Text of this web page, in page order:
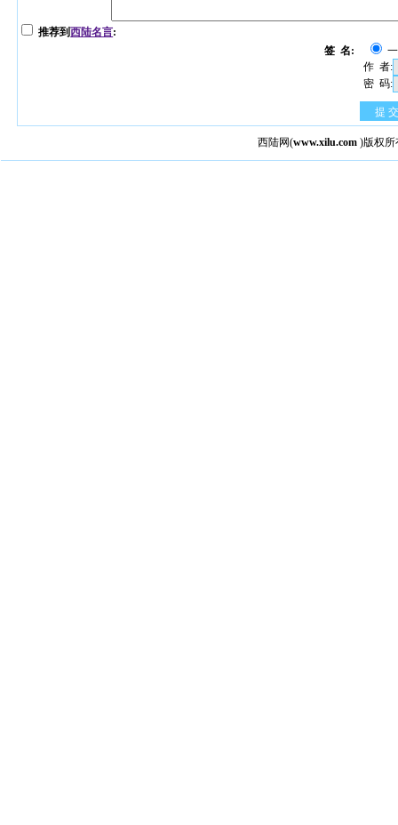
推荐到西陆名言:
签 名:
作 者:
密 码:
提 交
西陆网(www.xilu.com )版权